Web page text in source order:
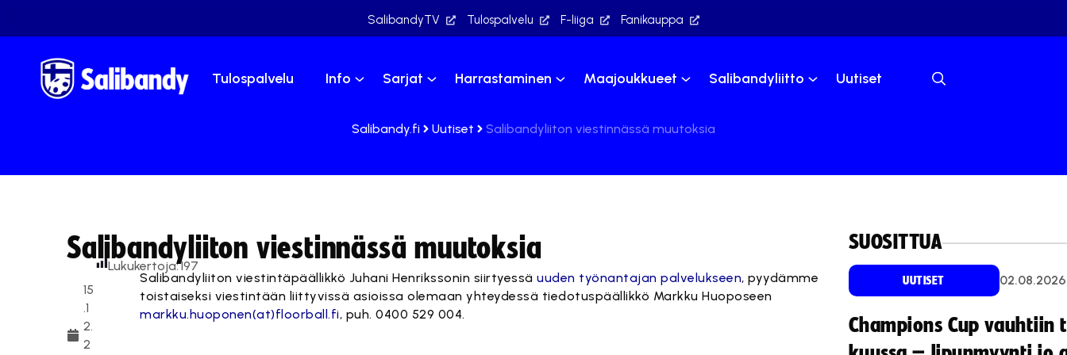
SalibandyTV Tulospalvelu F-liiga Fanikauppa
Tulospalvelu Info Sarjat Harrastaminen Maajoukkueet Salibandyliitto Uutiset
Salibandy.fi Uutiset Salibandyliiton viestinnässä muutoksia
Salibandyliiton viestinnässä muutoksia
15
.1
2.
2
Lukukertoja:197
Salibandyliiton viestintäpäällikkö Juhani Henrikssonin siirtyessäuuden työnantajan palvelukseen, pyydämme
toistaiseksi viestintään liittyvissä asioissa olemaan yhteydessä tiedotuspäällikkö Markku Huoposeen
markku.huoponen(at)floorball.fi, puh. 0400 529 004.
SUOSITTUA
UUTISET 02.08.2026
Champions Cup vauhtiin